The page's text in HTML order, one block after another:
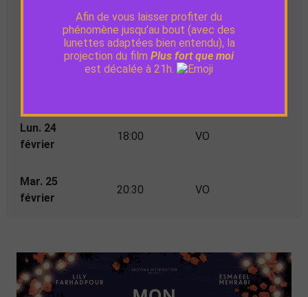
20:30 VO
Lun. 24
février
18:00 VO
Mar. 25
février
20:30 VO
Afin de vous laisser profiter du
phénomène jusqu’au bout (avec des
lunettes adaptées bien entendu), la
projection du film Plus fort que moi
est décalée à 21h.